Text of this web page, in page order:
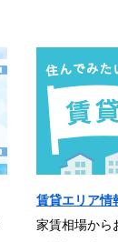
賃貸エリア情
家賃相場から